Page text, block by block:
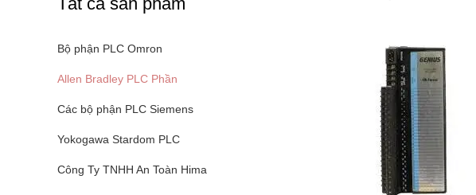
Bộ phận PLC Omron
Allen Bradley PLC Phần
Các bộ phận PLC Siemens
Yokogawa Stardom PLC
Công Ty TNHH An Toàn Hima